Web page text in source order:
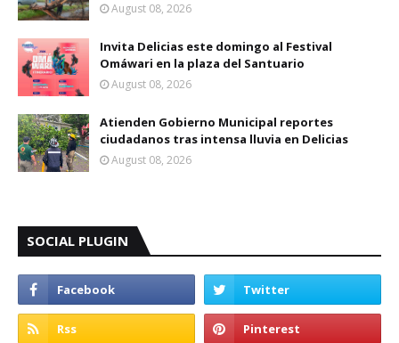
August 08, 2026
Invita Delicias este domingo al Festival
Omáwari en la plaza del Santuario
August 08, 2026
Atienden Gobierno Municipal reportes
ciudadanos tras intensa lluvia en Delicias
August 08, 2026
SOCIAL PLUGIN